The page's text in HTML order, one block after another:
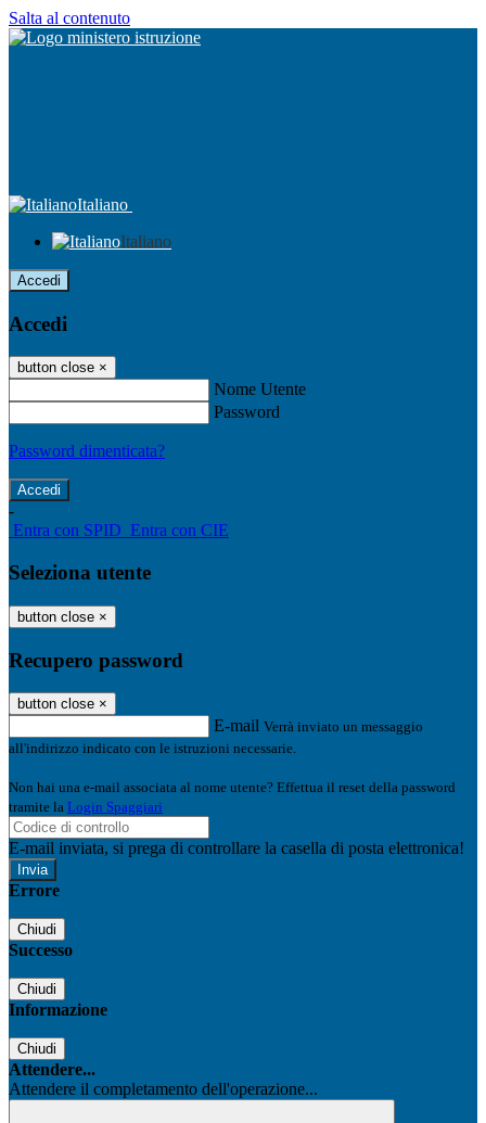
Salta al contenuto
Italiano
Italiano
Accedi
Accedi
button close ×
Nome Utente
Password
Password dimenticata?
-
Entra con SPID Entra con CIE
Seleziona utente
button close ×
Recupero password
button close ×
E-mail Verrà inviato un messaggio
all'indirizzo indicato con le istruzioni necessarie.
Non hai una e-mail associata al nome utente? Effettua il reset della password
tramite la Login Spaggiari
E-mail inviata, si prega di controllare la casella di posta elettronica!
Errore
Chiudi
Successo
Chiudi
Informazione
Chiudi
Attendere...
Attendere il completamento dell'operazione...